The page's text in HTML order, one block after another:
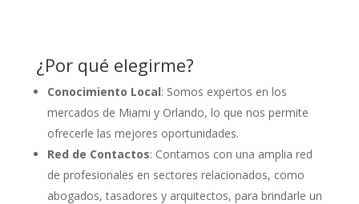
¿Por qué elegirme?
Conocimiento Local: Somos expertos en los
mercados de Miami y Orlando, lo que nos permite
ofrecerle las mejores oportunidades.
Red de Contactos: Contamos con una amplia red
de profesionales en sectores relacionados, como
abogados, tasadores y arquitectos, para brindarle un